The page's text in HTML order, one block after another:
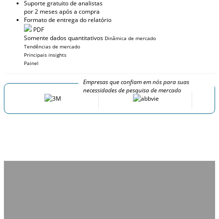
Suporte gratuito de analistas
por 2 meses após a compra
Formato de entrega do relatório
PDF
Somente dados quantitativos Dinâmica de mercado
Tendências de mercado
Principais insights
Painel
Empresas que confiam em nós para suas
necessidades de pesquisa de mercado